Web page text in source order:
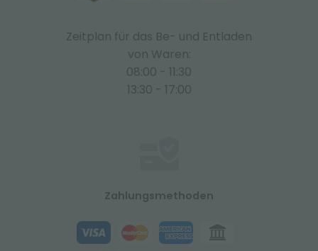
Zeitplan für das Be- und Entladen
von Waren:
08:00 - 11:30
13:30 - 17:00
Zahlungsmethoden